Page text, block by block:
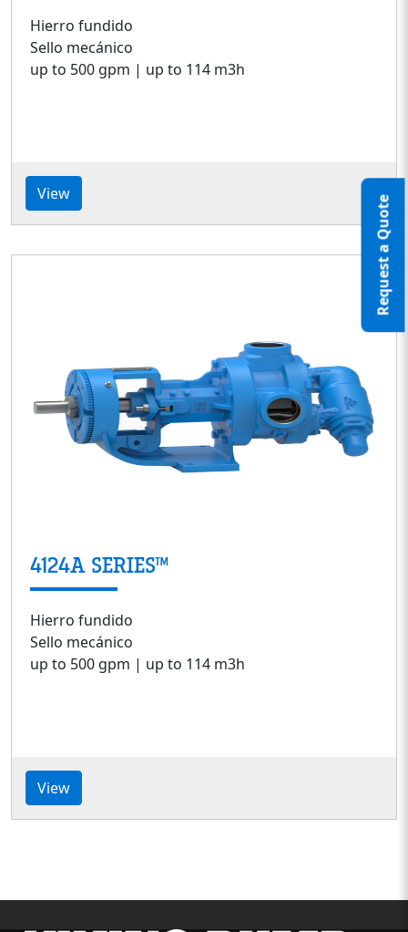
Request a Quote
Hierro fundido
Sello mecánico
up to 500 gpm | up to 114 m3h
View
4124A SERIES™
Hierro fundido
Sello mecánico
up to 500 gpm | up to 114 m3h
View